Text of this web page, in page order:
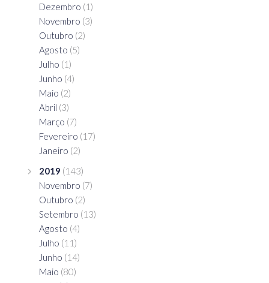
Dezembro (1)
Novembro (3)
Outubro (2)
Agosto (5)
Julho (1)
Junho (4)
Maio (2)
Abril (3)
Março (7)
Fevereiro (17)
Janeiro (2)
2019 (143)
Novembro (7)
Outubro (2)
Setembro (13)
Agosto (4)
Julho (11)
Junho (14)
Maio (80)